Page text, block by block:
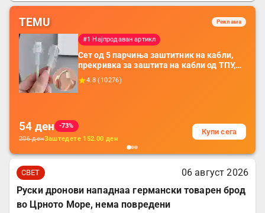
TEMU Реклама
#1 Најпродаван артикл
Сет од 5 парчиња заштитник на кабли,
прекривка за заштита на кабли од ТПУ,
додатоци за заштита на кабли, без
батерија, за мобилни телефони, комплет
4.8 (10276)
54 ден
-73%
206денЗаштедете 152.00 ден
Купи сега
СВЕТ
06 август 2026
Руски дронови нападнаа германски товарен брод
во Црното Море, нема повредени